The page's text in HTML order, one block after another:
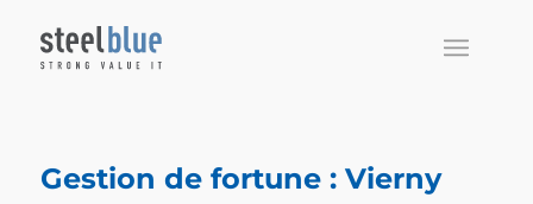
Gestion de fortune : Vierny